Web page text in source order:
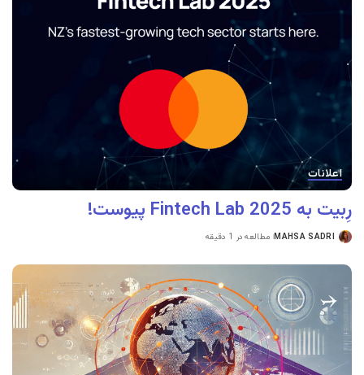
اعلانات
رِبیت به Fintech Lab 2025 پیوست!
MAHSA SADRI مطالعه در 1 دقیقه